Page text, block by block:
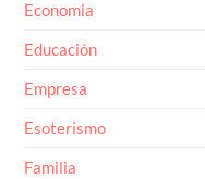
Economia
Educación
Empresa
Esoterismo
Familia